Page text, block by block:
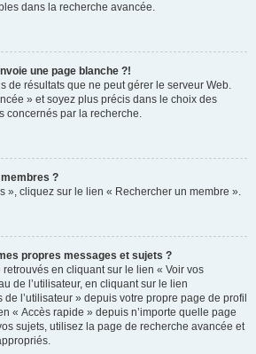
dans la recherche avancée.
une page blanche ?!
de résultats que ne peut gérer le serveur Web.
» et soyez plus précis dans le choix des
concernés par la recherche.
?
», cliquez sur le lien « Rechercher un membre ».
propres messages et sujets ?
en cliquant sur le lien « Voir vos
de l’utilisateur, en cliquant sur le lien
l’utilisateur » depuis votre propre page de profil
« Accès rapide » depuis n’importe quelle page
sujets, utilisez la page de recherche avancée et